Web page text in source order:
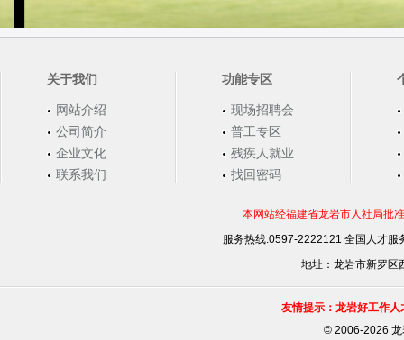
关于我们
网站介绍
公司简介
企业文化
联系我们
功能专区
现场招聘会
普工专区
残疾人就业
找回密码
本网站经福建省龙岩市人社局批
服务热线:0597-2222121 全国人才
地址：龙岩市新罗区
友情提示：龙岩好工作
©2006-2026 龙